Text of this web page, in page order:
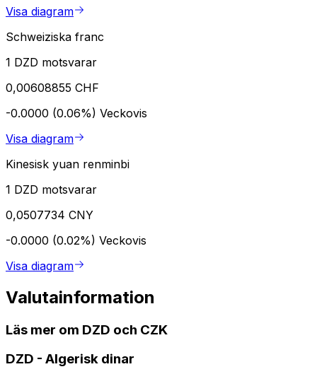
Visa diagram
Schweiziska franc
1 DZD motsvarar
0,00608855 CHF
-0.0000 (0.06%) Veckovis
Visa diagram
Kinesisk yuan renminbi
1 DZD motsvarar
0,0507734 CNY
-0.0000 (0.02%) Veckovis
Visa diagram
Valutainformation
Läs mer om DZD och CZK
DZD - Algerisk dinar